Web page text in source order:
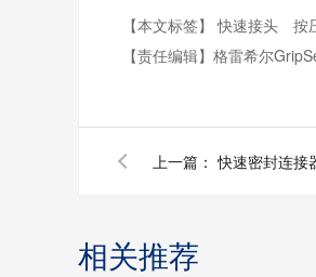
【本文标签】快速接头 按
【责任编辑】 格雷希尔
上一篇： 快速密封连接
相关推荐